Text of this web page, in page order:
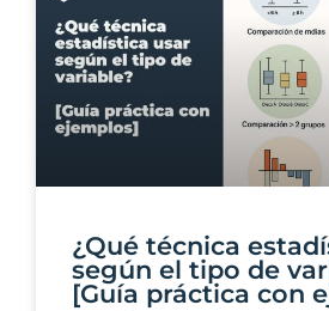
¿Qué técnica
según el tipo de
[Guía práctica con